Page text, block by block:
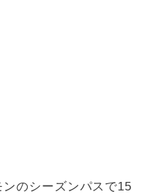
ンのシーズンパスで15